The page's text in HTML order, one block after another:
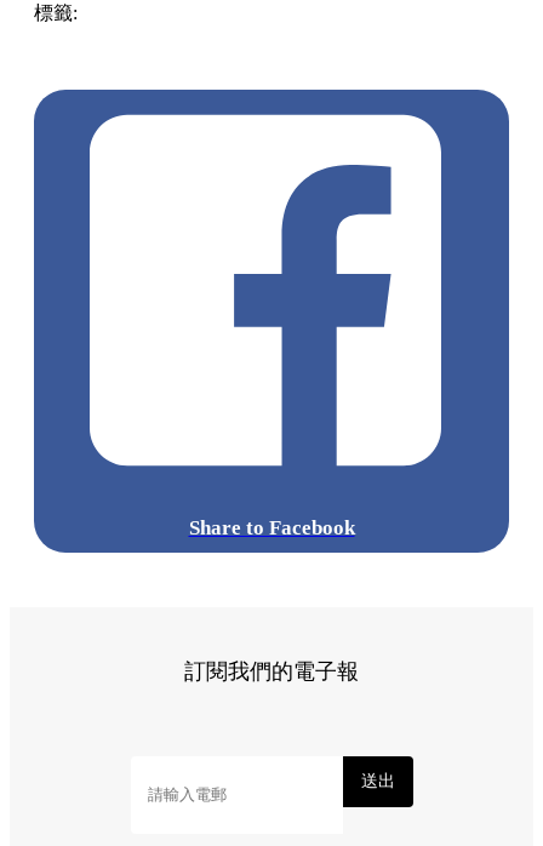
標籤:
Share to Facebook
訂閱我們的電子報
送出